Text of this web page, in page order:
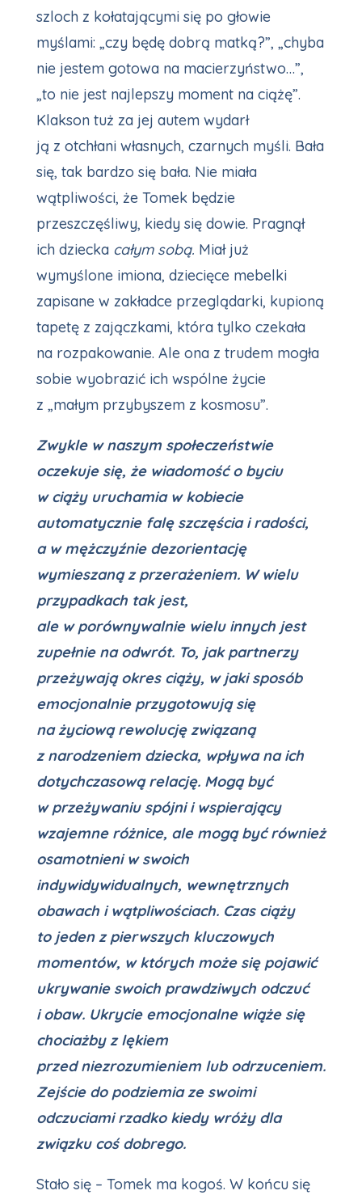
szloch z kołatającymi się po głowie
myślami: „czy będę dobrą matką?”, „chyba
nie jestem gotowa na macierzyństwo…”,
„to nie jest najlepszy moment na ciążę”.
Klakson tuż za jej autem wydarł
ją z otchłani własnych, czarnych myśli. Bała
się, tak bardzo się bała. Nie miała
wątpliwości, że Tomek będzie
przeszczęśliwy, kiedy się dowie. Pragnął
ich dzieckacałym sobą. Miał już
wymyślone imiona, dziecięce mebelki
zapisane w zakładce przeglądarki, kupioną
tapetę z zajączkami, która tylko czekała
na rozpakowanie. Ale ona z trudem mogła
sobie wyobrazić ich wspólne życie
z „małym przybyszem z kosmosu”.
Zwykle w naszym społeczeństwie
oczekuje się, że wiadomość o byciu
w ciąży uruchamia w kobiecie
automatycznie falę szczęścia i radości,
a w mężczyźnie dezorientację
wymieszaną z przerażeniem. W wielu
przypadkach tak jest,
ale w porównywalnie wielu innych jest
zupełnie na odwrót. To, jak partnerzy
przeżywają okres ciąży, w jaki sposób
emocjonalnie przygotowują się
na życiową rewolucję związaną
z narodzeniem dziecka, wpływa na ich
dotychczasową relację. Mogą być
w przeżywaniu spójni i wspierający
wzajemne różnice, ale mogą być również
osamotnieni w swoich
indywidywidualnych, wewnętrznych
obawach i wątpliwościach. Czas ciąży
to jeden z pierwszych kluczowych
momentów, w których może się pojawić
ukrywanie swoich prawdziwych odczuć
i obaw. Ukrycie emocjonalne wiąże się
chociażby z lękiem
przed niezrozumieniem lub odrzuceniem.
Zejście do podziemia ze swoimi
odczuciami rzadko kiedy wróży dla
związku coś dobrego.
Stało się – Tomek ma kogoś. W końcu się